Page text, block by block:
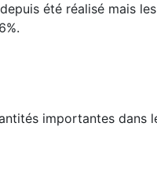
été réalisé mais
importantes dans